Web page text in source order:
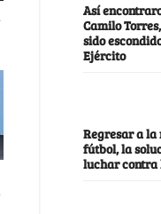
Así
Camilo
sido
Ejército
Regresar a
fútbol, la
luchar contra